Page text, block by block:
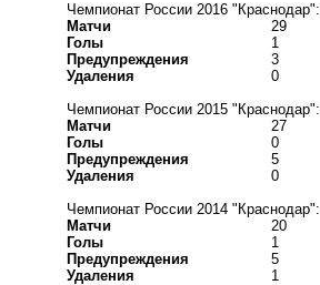
Чемпионат России 2016 "Краснодар":
Матчи
29
Голы
1
Предупреждения
3
Удаления
0
Чемпионат России 2015 "Краснодар":
Матчи
27
Голы
0
Предупреждения
5
Удаления
0
Чемпионат России 2014 "Краснодар":
Матчи
20
Голы
1
Предупреждения
5
Удаления
1